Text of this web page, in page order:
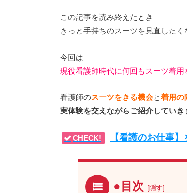
この記事を読み終えたとき
きっと手持ちのスーツを見直したく
今回は
現役看護師時代に何回もスーツ着用
看護師のスーツをきる機会と着用の
実体験を交えながらご紹介していき
CHECK! 【看護のお仕事
●目次 [隠す]